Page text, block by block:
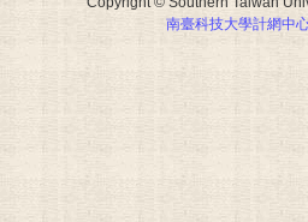
南臺科技大學計網中